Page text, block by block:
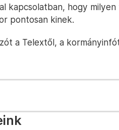
kapcsolatban, hogy
pontosan kinek.
a Telextől, a